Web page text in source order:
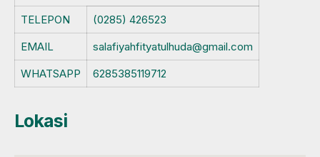
TELEPON
(0285) 426523
EMAIL
salafiyahfityatulhuda@gmail.com
WHATSAPP
6285385119712
Lokasi